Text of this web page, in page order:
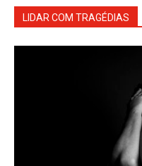
LIDAR COM TRAGÉDIAS